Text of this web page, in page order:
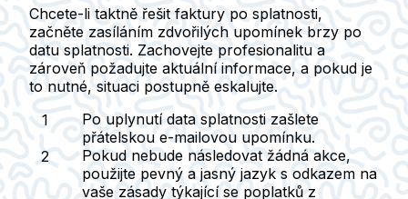
Chcete-li taktně řešit faktury po splatnosti,
začněte zasíláním zdvořilých upomínek brzy po
datu splatnosti. Zachovejte profesionalitu a
zároveň požadujte aktuální informace, a pokud je
to nutné, situaci postupně eskalujte.
Po uplynutí data splatnosti zašlete
přátelskou e-mailovou upomínku.
Pokud nebude následovat žádná akce,
použijte pevný a jasný jazyk s odkazem na
vaše zásady týkající se poplatků z